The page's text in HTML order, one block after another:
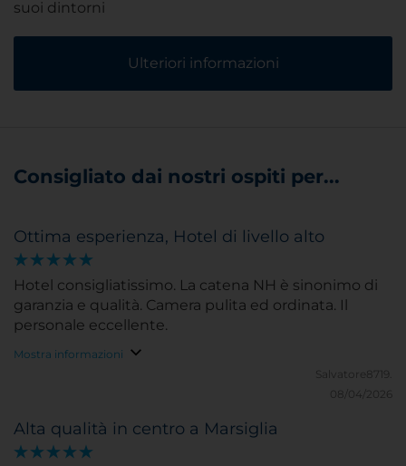
suoi dintorni
Ulteriori informazioni
Consigliato dai nostri ospiti per...
Ottima esperienza, Hotel di livello alto
Hotel consigliatissimo. La catena NH è sinonimo di
garanzia e qualità. Camera pulita ed ordinata. Il
personale eccellente.
Mostra informazioni
Salvatore8719.
08/04/2026
Alta qualità in centro a Marsiglia